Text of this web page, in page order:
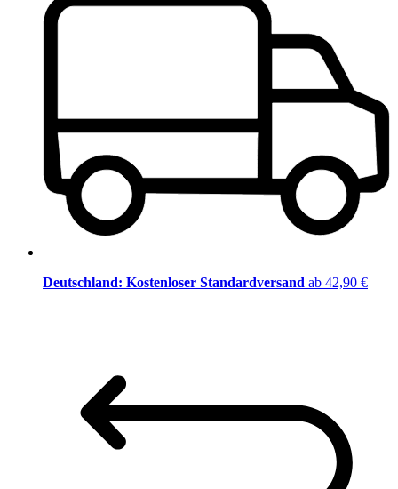
Deutschland: Kostenloser Standardversand ab 42,90 €